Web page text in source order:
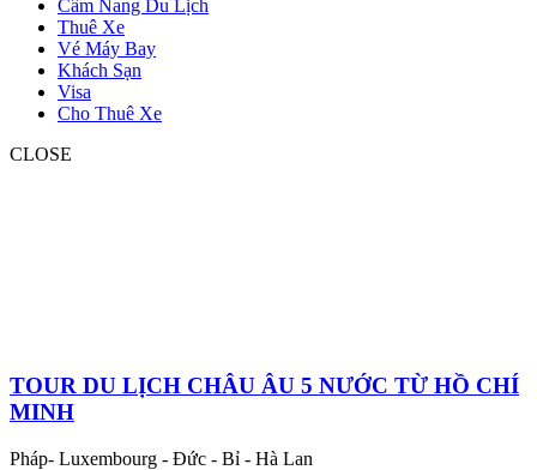
Cẩm Nang Du Lịch
Thuê Xe
Vé Máy Bay
Khách Sạn
Visa
Cho Thuê Xe
CLOSE
TOUR DU LỊCH CHÂU ÂU 5 NƯỚC TỪ HỒ CHÍ
MINH
Pháp- Luxembourg - Đức - Bỉ - Hà Lan